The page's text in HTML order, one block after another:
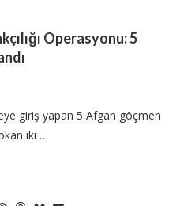
Operasyonu: 5
giriş yapan 5 Afgan göçmen
iki …